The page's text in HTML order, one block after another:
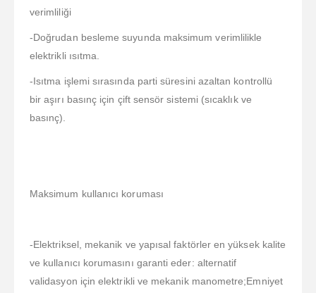
verimliliği
-Doğrudan besleme suyunda maksimum verimlilikle
elektrikli ısıtma.
-Isıtma işlemi sırasında parti süresini azaltan kontrollü
bir aşırı basınç için çift sensör sistemi (sıcaklık ve
basınç).
Maksimum kullanıcı koruması
-Elektriksel, mekanik ve yapısal faktörler en yüksek kalite
ve kullanıcı korumasını garanti eder: alternatif
validasyon için elektrikli ve mekanik manometre;Emniyet